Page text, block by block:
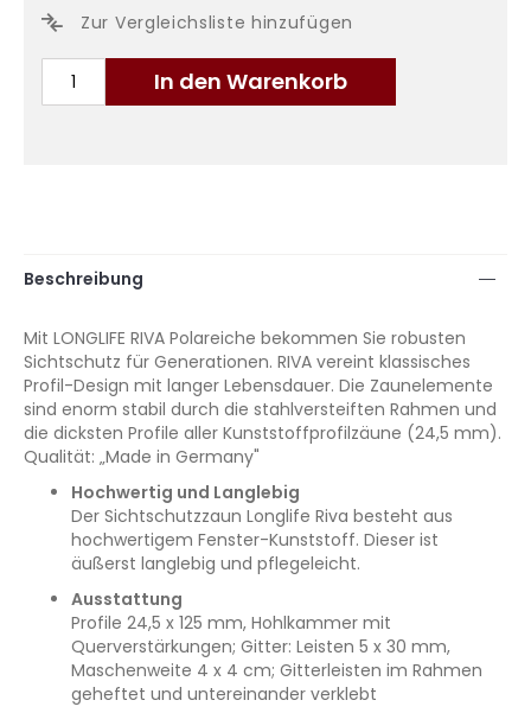
In den Warenkorb
Zur Vergleichsliste hinzufügen
Beschreibung
Mit LONGLIFE RIVA Polareiche bekommen Sie robusten
Sichtschutz für Generationen. RIVA vereint klassisches
Profil-Design mit langer Lebensdauer. Die Zaunelemente
sind enorm stabil durch die stahlversteiften Rahmen und
die dicksten Profile aller Kunststoffprofilzäune (24,5 mm).
Qualität: „Made in Germany"
Hochwertig und Langlebig
Der Sichtschutzzaun Longlife Riva besteht aus
hochwertigem Fenster-Kunststoff. Dieser ist
äußerst langlebig und pflegeleicht.
Ausstattung
Profile 24,5 x 125 mm, Hohlkammer mit
Querverstärkungen; Gitter: Leisten 5 x 30 mm,
Maschenweite 4 x 4 cm; Gitterleisten im Rahmen
geheftet und untereinander verklebt